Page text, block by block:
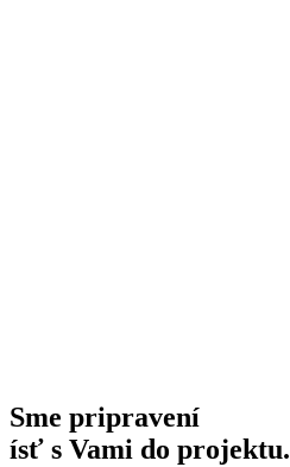
Sme pripravení
ísť s Vami do projektu.